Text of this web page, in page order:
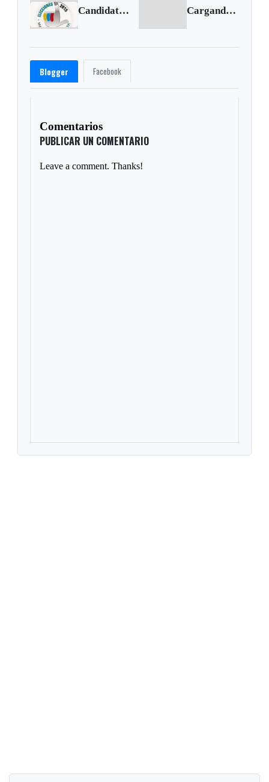
Candidatos a la Junta Administradora Local de Puente Aranda - Bogotá Cargando siguiente...
Blogger Facebook
Comentarios
PUBLICAR UN COMENTARIO
Leave a comment. Thanks!